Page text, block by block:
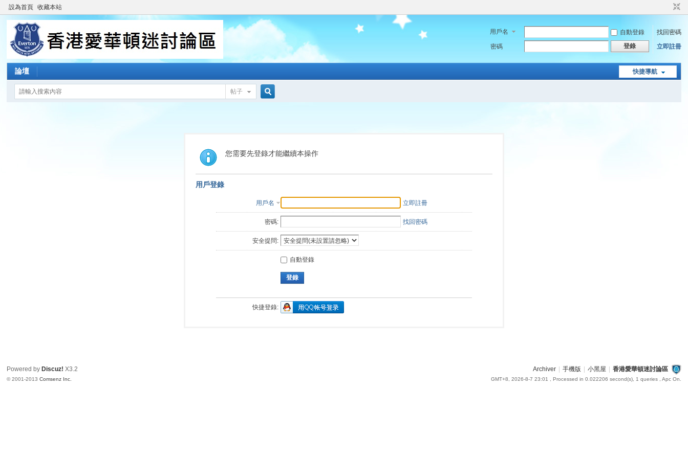
設為首頁 收藏本站
用戶名 自動登錄
找回密碼
密碼
登錄 立即註冊
快捷導航
論壇
帖子
索
您需要先登錄才能繼續本操作
用戶登錄
用戶名 立即註冊
密碼: 找回密碼
安全提問:
自動登錄
登錄
快捷登錄:
Archiver 手機版 小黑屋 香港愛華頓迷討論區
GMT+8, 2026-8-7 23:01 , Processed in 0.022206 second(s), 1 queries , Apc On.
Powered by Discuz! X3.2
© 2001-2013Comsenz Inc.